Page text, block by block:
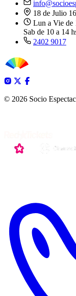
18 de Julio
Lun a Vie de
Sab de 10 a 14
2402 9017
© 2026 Socio